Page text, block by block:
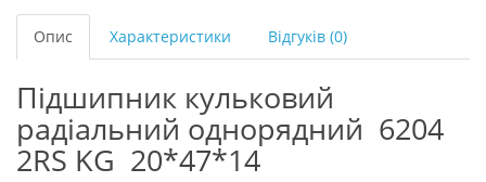
Опис Характеристики Відгуків (0)
Підшипник кульковий
радіальний однорядний 6204
2RS KG 20*47*14